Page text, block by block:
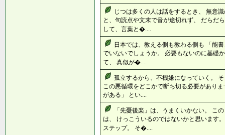
じつは多くの人は話をするとき、 無意
と、句読点や文末で音が途切れず、 だらだ
して、言葉と�....
日本では、教える側も教わる側も 「能
でいないでしょうか。 必要もないのに基礎
て、 真似が�....
孤立するから、不機嫌になっていく。
この悪循環をどこかで断ち切る必要があり
がある」 とい....
「先憂後楽」は、うまくいかない。 こ
は、 けっこういるのではないかと思います
ステップ。 そ�....